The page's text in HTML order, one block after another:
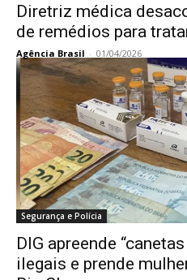
Diretriz médica
de remédios para
Agência Brasil - 01/04/2026
Segurança e Polícia
DIG apreende
ilegais e prende